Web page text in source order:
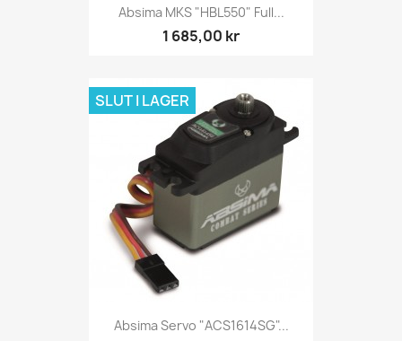
Absima MKS "HBL550" Full...
1 685,00 kr
Absima Servo "ACS1614SG"...
SLUT I LAGER